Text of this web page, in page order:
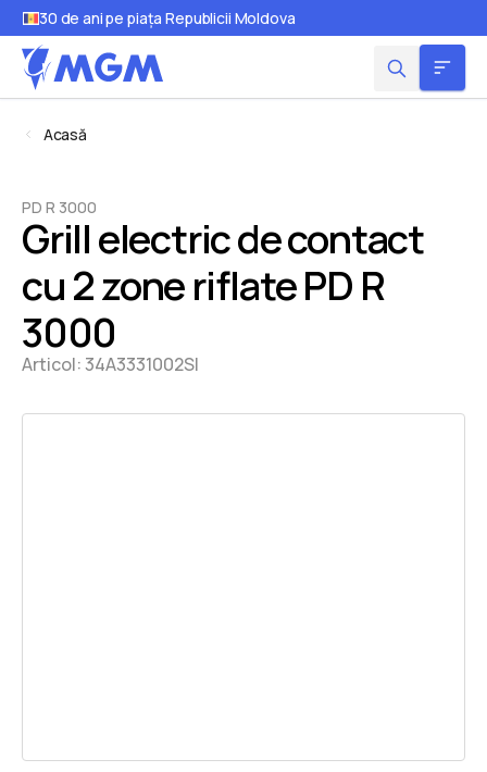
30 de ani pe piața Republicii Moldova
Acasă
PD R 3000
Grill electric de contact
cu 2 zone riflate PD R
3000
Articol:34A3331002SI